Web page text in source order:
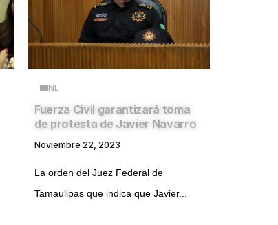
NL
Fuerza Civil garantizará toma
de protesta de Javier Navarro
Noviembre 22, 2023
La orden del Juez Federal de
Tamaulipas que indica que Javier...